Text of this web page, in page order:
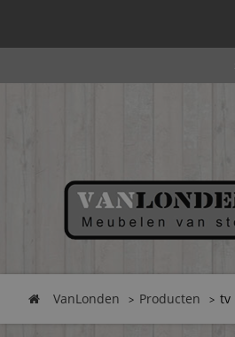
VanLonden Producten tv